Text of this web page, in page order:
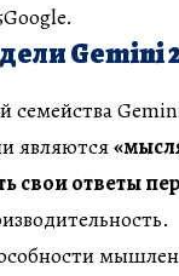
Gemini
семейства
являются
свои ответы